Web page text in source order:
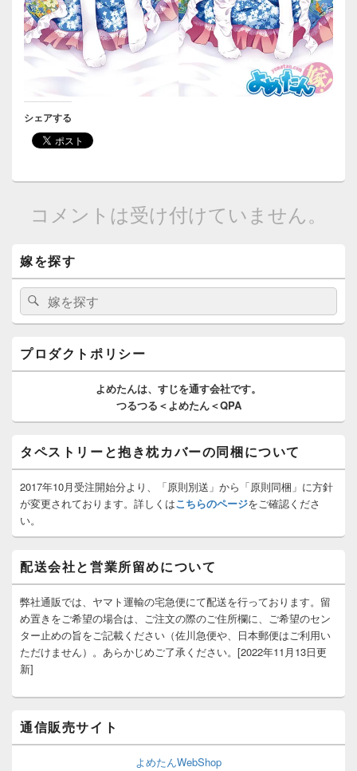
シェアする
コメントは受け付けていません。
イ
ン
サ
ド
ー
ッ
エ
リ
ア
嫁を探す
検
索:
検
索
プロダクトポリシー
よめたんは、 すじを通す会社です。
つるつる＜よめたん＜QPA
タペストリーと抱き枕カバーの同梱について
2017年10月受注開始分より、「原則別送」から「原則同梱」に方針
が変更されております。詳しくはこちらのページをご確認くださ
い。
配送会社と営業所留めについて
弊社通販では、ヤマト運輸の宅急便にて配送を行っております。留
め置きをご希望の場合は、ご注文の際のご住所欄に、ご希望のセン
ター止めの旨をご記載ください（佐川急便や、日本郵便はご利用い
ただけません）。あらかじめご了承ください。[2022年11月13日更
新]
通信販売サイト
よめたんWebShop